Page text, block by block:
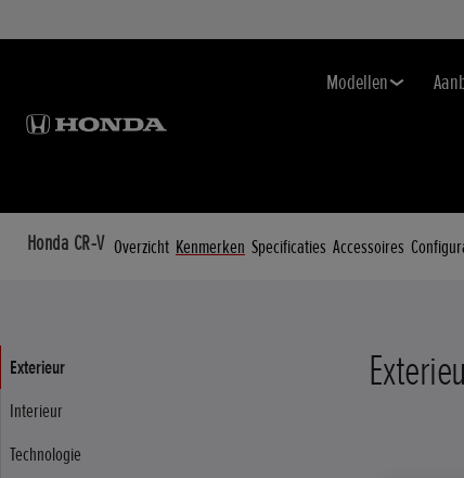
Modellen
Honda CR-V Overzicht Kenmerken Specificaties Accessoires
Exterieur
Interieur
Technologie